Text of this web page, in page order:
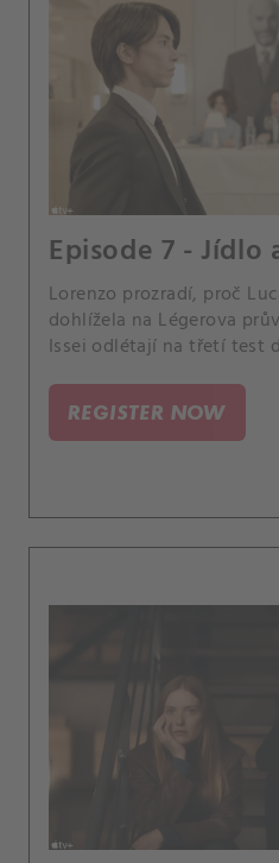
Episode 7 - Jídlo
Lorenzo prozradí, proč
dohlížela na Légerova
Issei odlétají na třetí test
REGISTER NOW